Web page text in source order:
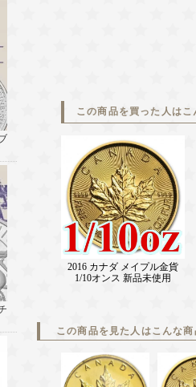
この商品を買った人は
2016 カナダ メイプル金貨
1/10オンス 新品未使用
この商品を見た人はこんな